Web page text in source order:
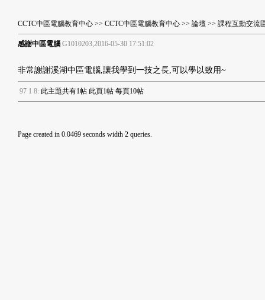
CCTC中區電腦教育中心 >> CCTC中區電腦教育中心 >> 論壇 >> 課程互動交流
感謝中區電腦 G1010203,2016-05-30 17:51:02
非常謝謝溪湖中區電腦,讓我學到一技之長,可以學以致用~
97 1 8: 此主題共有1帖 此頁1帖 每頁10帖
Page created in 0.0469 seconds width 2 queries.